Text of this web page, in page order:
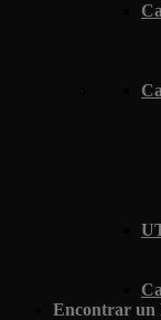
Encontrar